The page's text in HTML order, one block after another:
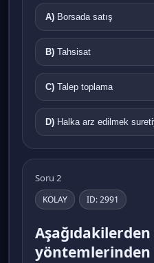
A) Borsada satış
B) Tahsisat
C) Talep toplama
D) Halka arz edilmek
Soru 2
KOLAY ID: 2991